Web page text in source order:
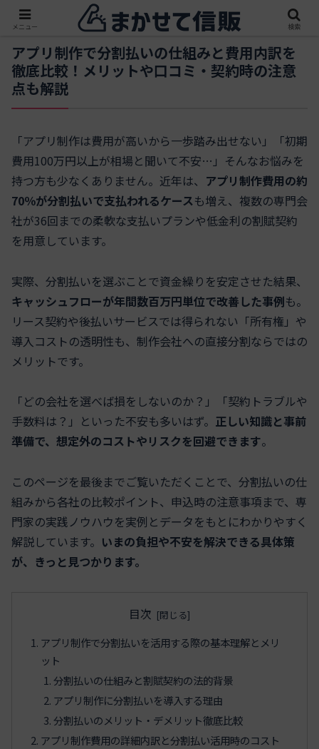
アプリ制作で分割払いの仕組みと費用内訳を
徹底比較！メリットや口コミ・契約時の注意
点も解説
「アプリ制作は費用が高いから一歩踏み出せない」「初期
費用100万円以上が相場と聞いて不安…」そんなお悩みを
持つ方も少なくありません。近年は、 アプリ制作費用の約
70％が分割払いで支払われるケースも増え、複数の専門会
社が36回までの柔軟な支払いプランや低金利の割賦契約
を用意しています。
実際、分割払いを選ぶことで資金繰りを安定させた結果、
キャッシュフローが年間数百万円単位で改善した事例も。
リース契約や後払いサービスでは得られない「所有権」や
導入コストの透明性も、制作会社への直接分割ならではの
メリットです。
「どの会社を選べば損をしないのか？」「契約トラブルや
手数料は？」といった不安も多いはず。 正しい知識と事前
準備で、想定外のコストやリスクを回避できます。
このページを最後までご覧いただくことで、分割払いの仕
組みから各社の比較ポイント、申込時の注意事項まで、専
門家の実践ノウハウを実例とデータをもとにわかりやすく
解説しています。 いまの負担や不安を解決できる具体策
が、きっと見つかります。
目次
アプリ制作で分割払いを活用する際の基本理解とメリ
ット
分割払いの仕組みと割賦契約の法的背景
アプリ制作に分割払いを導入する理由
分割払いのメリット・デメリット徹底比較
アプリ制作費用の詳細内訳と分割払い活用時のコスト
メニュー 検索